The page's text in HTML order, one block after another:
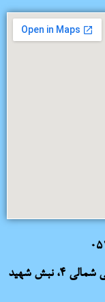
آدرس: مشهد مقدس، بلوار دوم طبرسی، طبرسی شمالی 4، نبش شهید